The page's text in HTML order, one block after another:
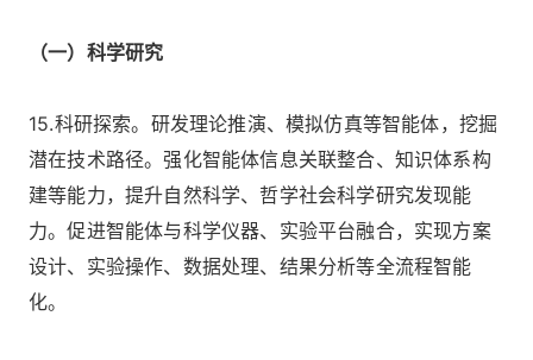
（一）科学研究
15.科研探索。研发理论推演、模拟仿真等智能体，挖掘
潜在技术路径。强化智能体信息关联整合、知识体系构
建等能力，提升自然科学、哲学社会科学研究发现能
力。促进智能体与科学仪器、实验平台融合，实现方案
设计、实验操作、数据处理、结果分析等全流程智能
化。